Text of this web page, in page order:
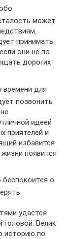
может
принимать
они не по
дорогих
времени для
позвонить
идеей
приятелей и
избавится
появится
о
удастся
головой. Велик
историю по